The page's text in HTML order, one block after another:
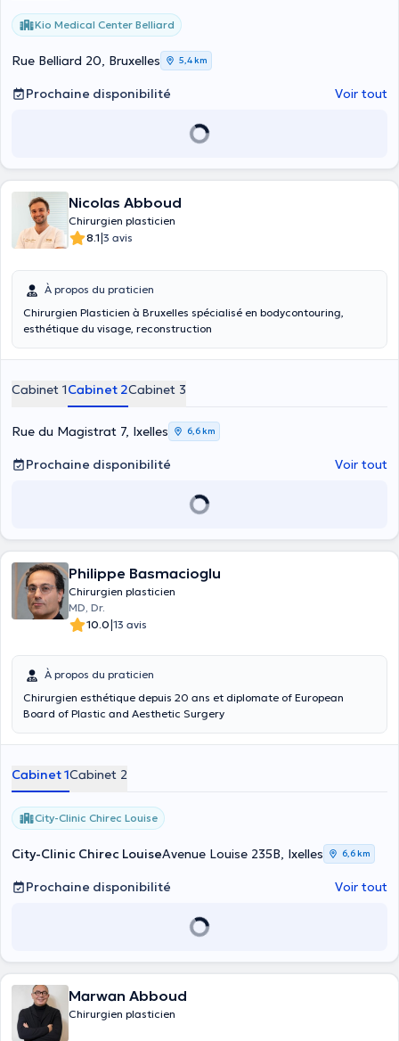
Kio Medical Center Belliard
Rue Belliard 20, Bruxelles 5,4 km
Prochaine disponibilité Voir tout
Nicolas Abboud
Chirurgien plasticien
8.1|3 avis
À propos du praticien
Chirurgien Plasticien à Bruxelles spécialisé en bodycontouring,
esthétique du visage, reconstruction
Cabinet 1Cabinet 2Cabinet 3
Rue du Magistrat 7, Ixelles 6,6 km
Prochaine disponibilité Voir tout
Philippe Basmacioglu
Chirurgien plasticien
MD, Dr.
10.0|13 avis
À propos du praticien
Chirurgien esthétique depuis 20 ans et diplomate of European
Board of Plastic and Aesthetic Surgery
Cabinet 1Cabinet 2
City-Clinic Chirec Louise
City-Clinic Chirec LouiseAvenue Louise 235B, Ixelles 6,6 km
Prochaine disponibilité Voir tout
Marwan Abboud
Chirurgien plasticien